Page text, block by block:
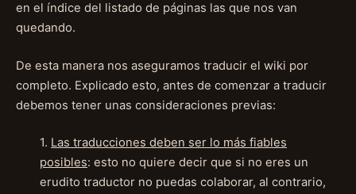
en el índice del listado de páginas las que nos van
quedando.
De esta manera nos aseguramos traducir el wiki por
completo. Explicado esto, antes de comenzar a traducir
debemos tener unas consideraciones previas:
1. Las traducciones deben ser lo más fiables
posibles: esto no quiere decir que si no eres un
erudito traductor no puedas colaborar, al contrario,